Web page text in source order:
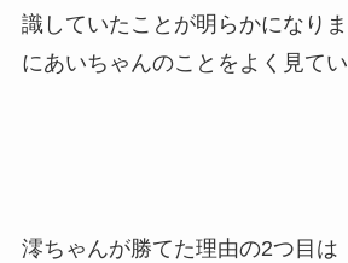
識していたことが明らかになり
にあいちゃんのことをよく見てい
澪ちゃんが勝てた理由の2つ目は